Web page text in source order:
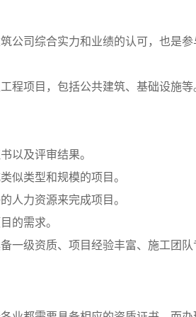
公司综合实力和业绩的认可，也是参
程项目，包括公共建筑、基础设施等
以及评审结果。
似类型和规模的项目。
人力资源来完成项目。
的需求。
一级资质、项目经验丰富、施工团队